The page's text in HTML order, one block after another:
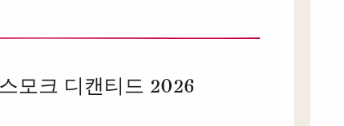
모크 디캔티드 2026